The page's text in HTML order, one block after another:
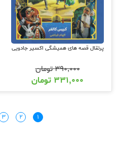
پرتقال قصه های همیشگی اکسیر جادویی
۳۹۰,۰۰۰تومان
۳۳۱,۰۰۰ تومان
۱ ۲ ۳